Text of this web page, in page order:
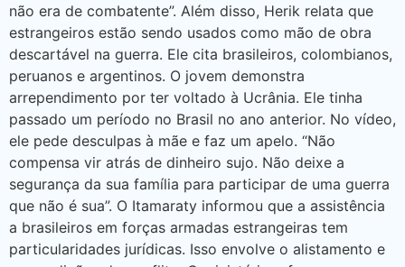
não era de combatente”. Além disso, Herik relata que
estrangeiros estão sendo usados como mão de obra
descartável na guerra. Ele cita brasileiros, colombianos,
peruanos e argentinos. O jovem demonstra
arrependimento por ter voltado à Ucrânia. Ele tinha
passado um período no Brasil no ano anterior. No vídeo,
ele pede desculpas à mãe e faz um apelo. “Não
compensa vir atrás de dinheiro sujo. Não deixe a
segurança da sua família para participar de uma guerra
que não é sua”. O Itamaraty informou que a assistência
a brasileiros em forças armadas estrangeiras tem
particularidades jurídicas. Isso envolve o alistamento e